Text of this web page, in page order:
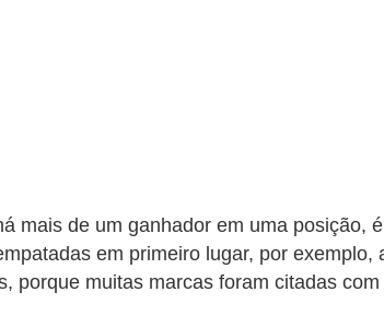
mais de um ganhador em uma
em primeiro lugar, por
porque muitas marcas foram citadas